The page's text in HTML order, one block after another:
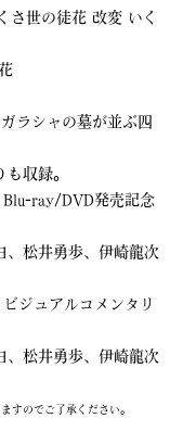
世の徒花 改変 いく
ラシャの墓が並ぶ四
収録。
ray/DVD発売記念
松井勇歩、伊崎龍次
ジュアルコメンタリ
松井勇歩、伊崎龍次
すのでご了承ください。